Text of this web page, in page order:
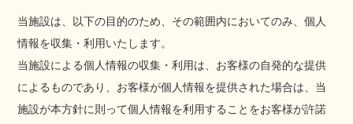
当施設は、以下の目的のため、その範囲内においてのみ、個人
情報を収集・利用いたします。
当施設による個人情報の収集・利用は、お客様の自発的な提供
によるものであり、お客様が個人情報を提供された場合は、当
施設が本方針に則って個人情報を利用することをお客様が許諾